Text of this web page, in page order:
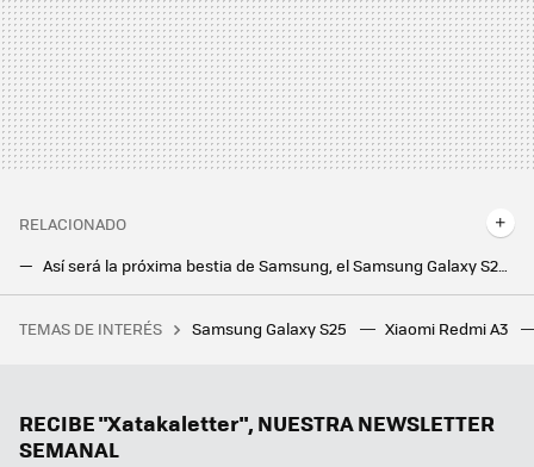
RELACIONADO
Así será la próxima bestia de Samsung, el Samsung Galaxy S25 Ultra, según OnLeaks
Qué software instalar a tus familiares y amigos para darles soporte y ayuda en remoto
TEMAS DE INTERÉS Samsung Galaxy S25 Xiaomi Redmi A3
RECIBE "Xatakaletter", NUESTRA NEWSLETTER
SEMANAL